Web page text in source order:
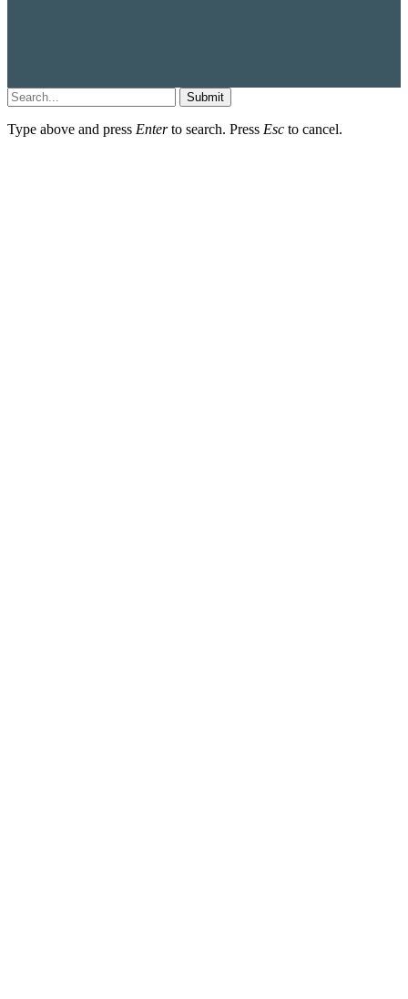
Submit
Type above and press Enterto search. Press Esc to cancel.